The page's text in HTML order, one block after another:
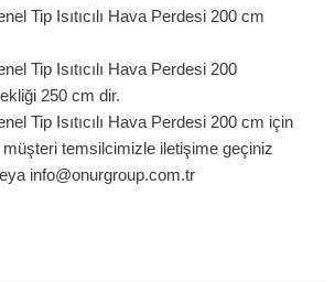
Tip Isıtıcılı Hava Perdesi 200 cm
Tip Isıtıcılı Hava Perdesi 200
250 cm dir.
Tip Isıtıcılı Hava Perdesi 200 cm için
temsilcimizle iletişime geçiniz
info@onurgroup.com.tr